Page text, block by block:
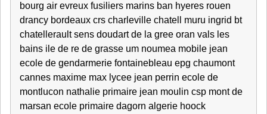
bourg air evreux fusiliers marins ban hyeres rouen
drancy bordeaux crs charleville chatell muru ingrid bt
chatellerault sens doudart de la gree oran vals les
bains ile de re de grasse um noumea mobile jean
ecole de gendarmerie fontainebleau epg chaumont
cannes maxime max lycee jean perrin ecole de
montlucon nathalie primaire jean moulin csp mont de
marsan ecole primaire dagorn algerie hoock